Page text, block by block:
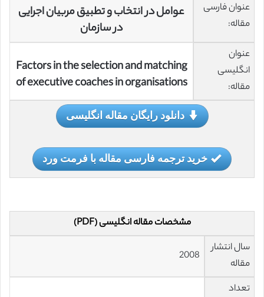
عنوان فارسی
مقاله:
عوامل در انتخاب و تطبیق مربیان اجرایی
در سازمان
عنوان
انگلیسی
مقاله:
Factors in the selection and matching
of executive coaches in organisations
دانلود رایگان مقاله انگلیسی
خرید ترجمه فارسی مقاله با فرمت ورد
مشخصات مقاله انگلیسی (PDF)
سال انتشار
مقاله
2008
تعداد